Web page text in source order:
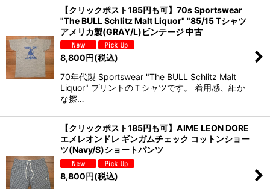
【クリックポスト185円も可】70s Sportswear
"The BULL Schlitz Malt Liquor" "85/15 Tシャツ
アメリカ製(GRAY/L)ビンテージ 中古
8,800円(税込)
70年代製 Sportswear "The BULL Schlitz Malt
Liquor" プリントのＴシャツです。 着用感、細か
な擦…
【クリックポスト185円も可】AIME LEON DORE
エメレオンドレ ギンガムチェック コットンショー
ツ(Navy/S)ショートパンツ
8,800円(税込)